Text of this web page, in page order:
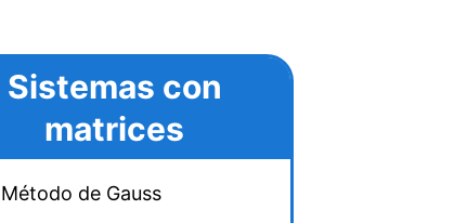
Sistemas con
matrices
Método de Gauss